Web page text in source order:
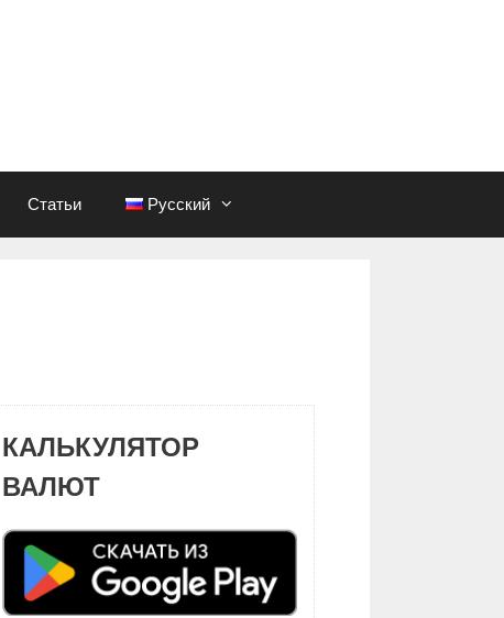
Статьи Русский
КАЛЬКУЛЯТОР
ВАЛЮТ